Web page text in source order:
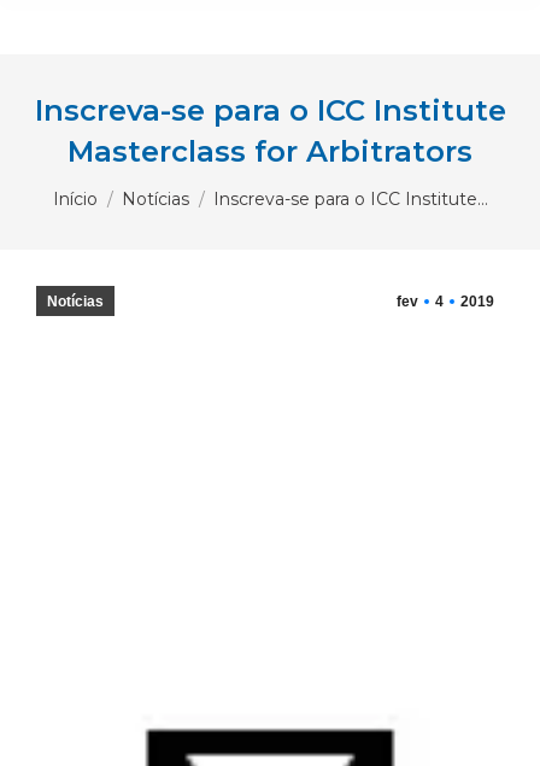
Inscreva-se para o ICC Institute
Masterclass for Arbitrators
Início Notícias Inscreva-se para o ICC Institute…
fev 4 2019
Notícias